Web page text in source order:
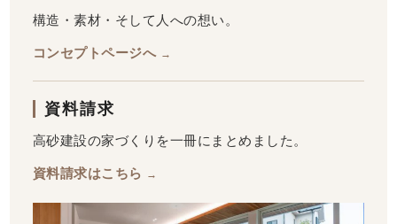
構造・素材・そして人への想い。
コンセプトページへ →
資料請求
高砂建設の家づくりを一冊にまとめました。
資料請求はこちら →